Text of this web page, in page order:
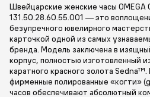
Швейцарские женские часы
131.50.28.60.55.001 — это
безупречного ювелирного
карточкой одной из самых
бренда. Модель заключена в
корпус, полностью изготовленный
каратного красного золота
фирменные полированные «когти»
часов обеспечивают абсолютный